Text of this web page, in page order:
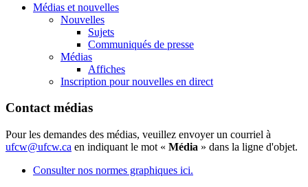
Médias et nouvelles
Nouvelles
Sujets
Communiqués de presse
Médias
Affiches
Inscription pour nouvelles en direct
Contact médias
Pour les demandes des médias, veuillez envoyer un courriel à
ufcw@ufcw.ca en indiquant le mot « Média » dans la ligne d'objet.
Consulter nos normes graphiques ici.